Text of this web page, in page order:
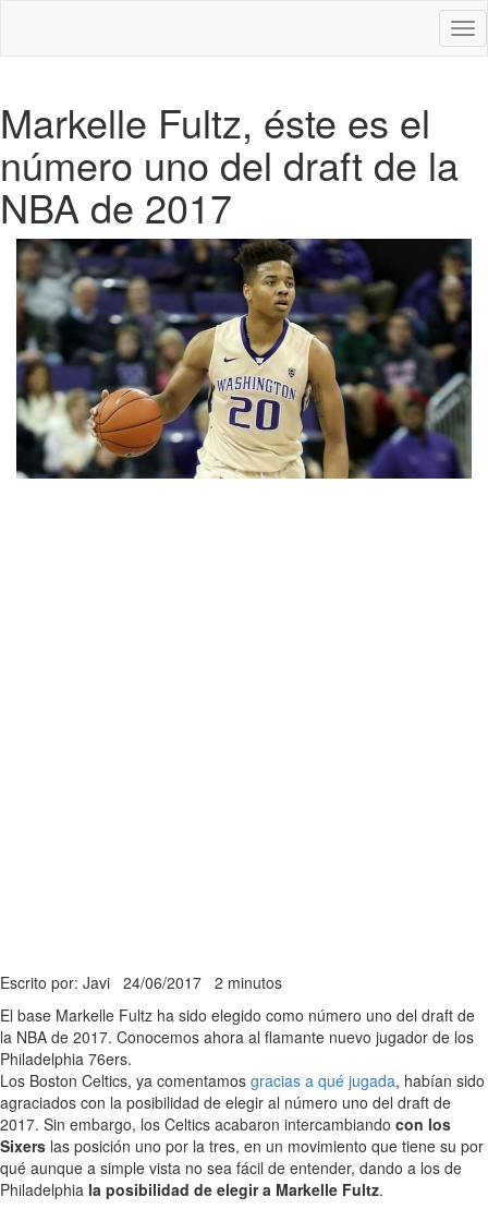
Markelle Fultz, éste es el
número uno del draft de la
NBA de 2017
Escrito por: Javi 24/06/2017 2 minutos
El base Markelle Fultz ha sido elegido como número uno del draft de
la NBA de 2017. Conocemos ahora al flamante nuevo jugador de los
Philadelphia 76ers.
Los Boston Celtics, ya comentamos gracias a qué jugada, habían sido
agraciados con la posibilidad de elegir al número uno del draft de
2017. Sin embargo, los Celtics acabaron intercambiando con los
Sixers las posición uno por la tres, en un movimiento que tiene su por
qué aunque a simple vista no sea fácil de entender, dando a los de
Philadelphia la posibilidad de elegir a Markelle Fultz.